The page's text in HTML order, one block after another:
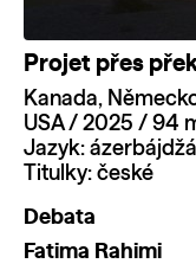
Projet přes
Kanada,
USA / 2025 / 94
Jazyk:
Titulky: české
Debata
Fatima Rahimi